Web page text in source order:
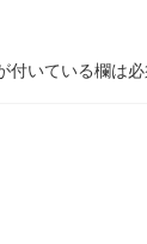
付いている欄は